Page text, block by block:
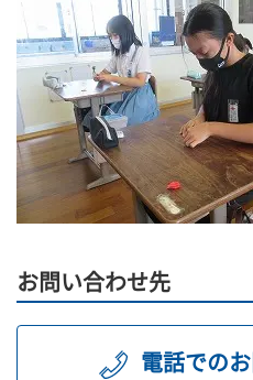
お問い合わせ先
電話での